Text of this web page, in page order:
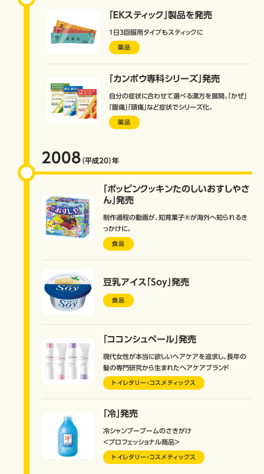
「ＥＫスティック」製品を発売
１日３回服用タイプもスティックに
薬品
「カンポウ専科シリーズ」発売
自分の症状に合わせて選べる漢方を展開。「かぜ」
「腹痛」「頭痛」など症状でシリーズ化。
薬品
2008 （平成20）年
「ポッピンクッキンたのしいおすしやさ
ん」発売
制作過程の動画が、知育菓子®が海外へ知られるき
っかけに。
食品
豆乳アイス「Soy」発売
食品
「ココンシュペール」発売
現代女性が本当に欲しいヘアケアを追求し、長年の
髪の専門研究から生まれたヘアケアブランド
トイレタリー・コスメティックス
「冷」発売
冷シャンプーブームのさきがけ
＜プロフェッショナル商品＞
トイレタリー・コスメティックス